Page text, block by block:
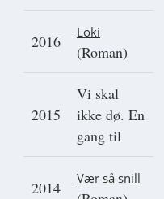
2016 Loki
(Roman)
2015
Vi skal
ikke dø. En
gang til
2014 Vær så snill